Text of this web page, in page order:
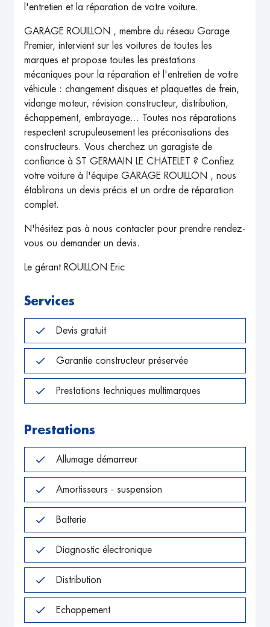
l'entretien et la réparation de votre voiture.
GARAGE ROUILLON , membre du réseau Garage
Premier, intervient sur les voitures de toutes les
marques et propose toutes les prestations
mécaniques pour la réparation et l'entretien de votre
véhicule : changement disques et plaquettes de frein,
vidange moteur, révision constructeur, distribution,
échappement, embrayage... Toutes nos réparations
respectent scrupuleusement les préconisations des
constructeurs. Vous cherchez un garagiste de
confiance à ST GERMAIN LE CHATELET ? Confiez
votre voiture à l'équipe GARAGE ROUILLON , nous
établirons un devis précis et un ordre de réparation
complet.
N'hésitez pas à nous contacter pour prendre rendez-
vous ou demander un devis.
Le gérant ROUILLON Eric
Services
Devis gratuit
Garantie constructeur préservée
Prestations techniques multimarques
Prestations
Allumage démarreur
Amortisseurs - suspension
Batterie
Diagnostic électronique
Distribution
Echappement